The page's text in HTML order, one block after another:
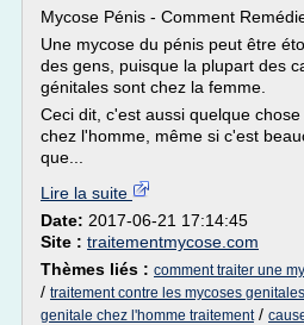
Mycose Pénis - Comment
Une mycose du pénis peut être
des gens, puisque la plupart des
génitales sont chez la femme.
Ceci dit, c'est aussi quelque
chez l'homme, même si c'est
que...
Lire la suite
Date: 2017-06-21 17:14:45
Site : traitementmycose.com
Thèmes liés : comment traiter une
/ traitement contre les mycoses
genitale chez l'homme traitement/